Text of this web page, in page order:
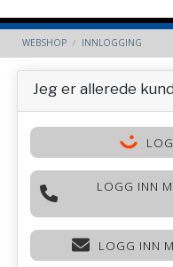
WEBSHOP INNLOGGING
Jeg er allerede
LOGG INN
LOGG INN